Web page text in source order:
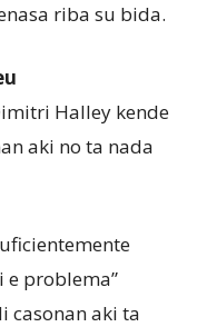
riba su bida.
Halley kende
aki no ta nada
e problema”
casonan aki ta